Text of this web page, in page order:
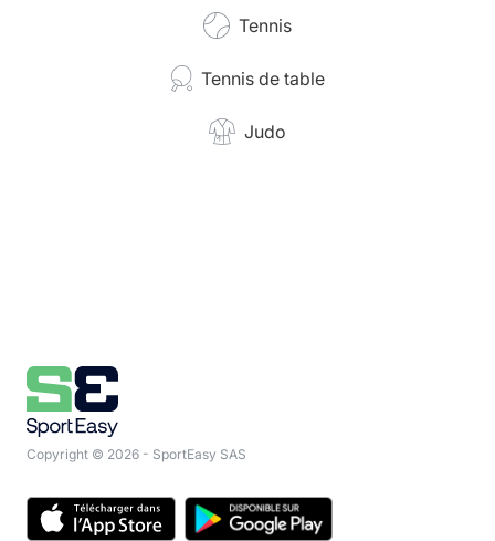
Tennis
Tennis de table
Judo
Copyright © 2026 - SportEasy SAS